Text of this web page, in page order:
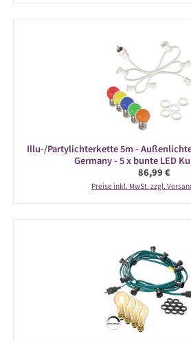
Illu-/Partylichterkette 5m -
Germany - 5 x bunte LED
Regulärer
86,99 €
Preise inkl. MwSt. zzgl.